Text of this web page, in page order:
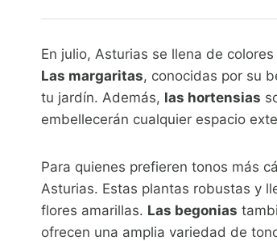
En julio, Asturias se llena de
Las margaritas, conocidas por su
tu jardín. Además, las hortensias
embellecerán cualquier espacio
Para quienes prefieren tonos más
Asturias. Estas plantas robustas y
flores amarillas. Las begonias
ofrecen una amplia variedad de